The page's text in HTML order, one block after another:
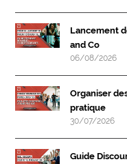
Lancement
and Co
06/08/2026
Organiser
pratique
30/07/2026
Guide